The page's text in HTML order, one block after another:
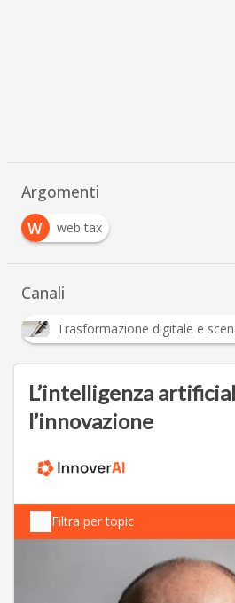
Argomenti
W
web tax
Canali
Trasformazione digitale e
L’intelligenza
l’innovazione
Filtra per topic